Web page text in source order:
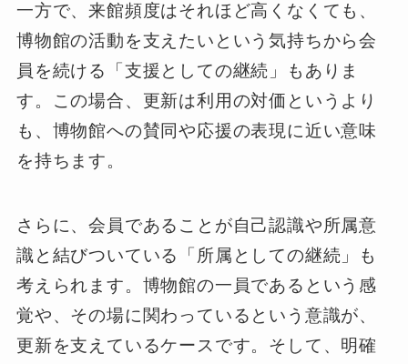
一方で、来館頻度はそれほど高くなくても、
博物館の活動を支えたいという気持ちから会
員を続ける「支援としての継続」もありま
す。この場合、更新は利用の対価というより
も、博物館への賛同や応援の表現に近い意味
を持ちます。
さらに、会員であることが自己認識や所属意
識と結びついている「所属としての継続」も
考えられます。博物館の一員であるという感
覚や、その場に関わっているという意識が、
更新を支えているケースです。そして、明確